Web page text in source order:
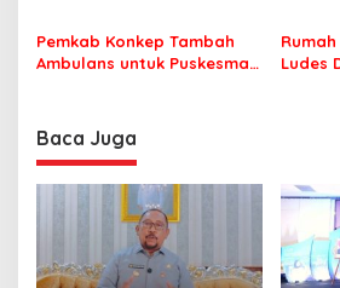
Berintegritas dan
Profesional Layani
Masyarakat
Pemkab Konkep Tambah
Ambulans untuk Puskesmas
Ludes
Baca Juga